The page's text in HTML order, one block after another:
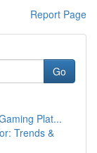
Report Page
Go
Plat...
Trends &